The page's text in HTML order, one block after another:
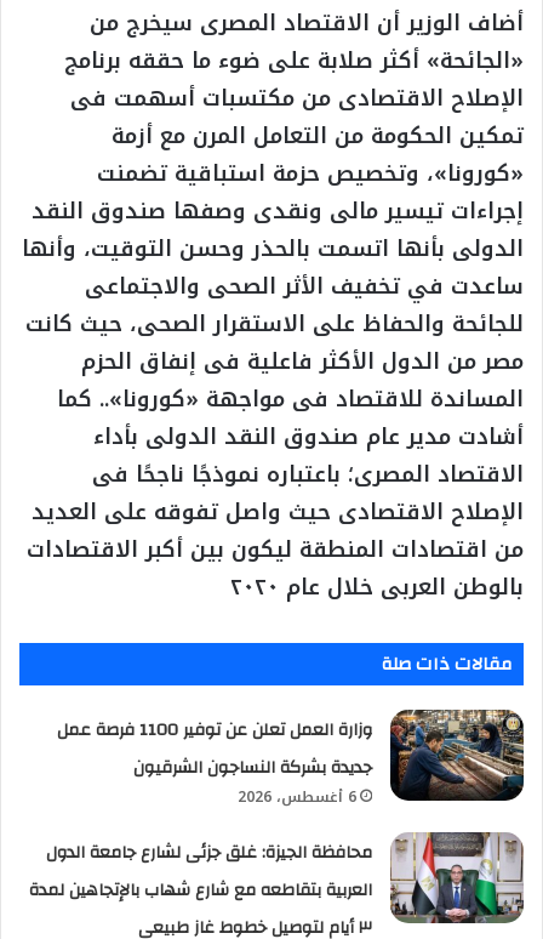
أضاف الوزير أن الاقتصاد المصرى سيخرج من
«الجائحة» أكثر صلابة على ضوء ما حققه برنامج
الإصلاح الاقتصادى من مكتسبات أسهمت فى
تمكين الحكومة من التعامل المرن مع أزمة
«كورونا»، وتخصيص حزمة استباقية تضمنت
إجراءات تيسير مالى ونقدى وصفها صندوق النقد
الدولى بأنها اتسمت بالحذر وحسن التوقيت، وأنها
ساعدت في تخفيف الأثر الصحى والاجتماعى
للجائحة والحفاظ على الاستقرار الصحى، حيث كانت
مصر من الدول الأكثر فاعلية فى إنفاق الحزم
المساندة للاقتصاد فى مواجهة «كورونا».. كما
أشادت مدير عام صندوق النقد الدولى بأداء
الاقتصاد المصرى؛ باعتباره نموذجًا ناجحًا فى
الإصلاح الاقتصادى حيث واصل تفوقه على العديد
من اقتصادات المنطقة ليكون بين أكبر الاقتصادات
بالوطن العربى خلال عام ٢٠٢٠
مقالات ذات صلة
وزارة العمل تعلن عن توفير 1100 فرصة عمل
جديدة بشركة النساجون الشرقيون
6 أغسطس، 2026
محافظة الجيزة: غلق جزئى لشارع جامعة الدول
العربية بتقاطعه مع شارع شهاب بالإتجاهين لمدة
٣ أيام لتوصيل خطوط غاز طبيعى